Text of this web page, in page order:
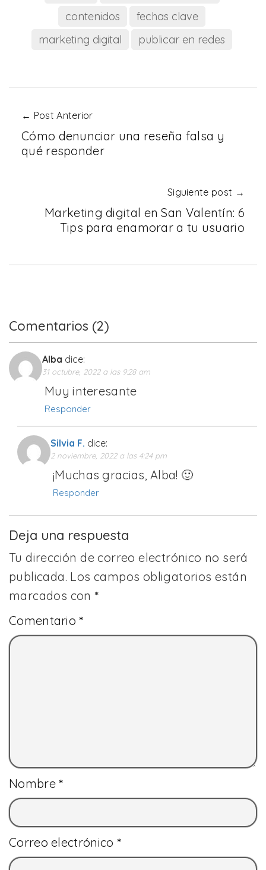
contenidos
fechas clave
marketing digital
publicar en redes
← Post Anterior
Cómo denunciar una reseña falsa y
qué responder
Siguiente post →
Marketing digital en San Valentín: 6
Tips para enamorar a tu usuario
Comentarios (2)
Alba dice:
31 octubre, 2022 a las 9:28 am
Muy interesante
Responder
Silvia F. dice:
2 noviembre, 2022 a las 4:24 pm
¡Muchas gracias, Alba! 🙂
Responder
Deja una respuesta
Tu dirección de correo electrónico no será
publicada. Los campos obligatorios están
marcados con*
Comentario*
Nombre*
Correo electrónico *